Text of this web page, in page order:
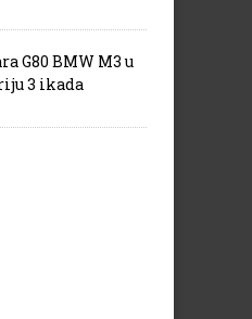
G80 BMW M3 u
3 ikada